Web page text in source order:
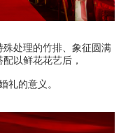
处理的竹排、象征圆满
以鲜花花艺后，
礼的意义。